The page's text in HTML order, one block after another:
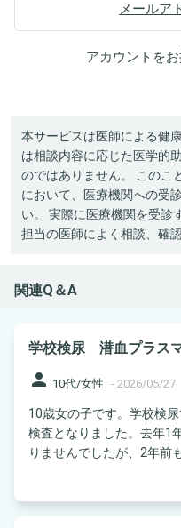
メールア
アカウントを
本サービスは医師による健
は相談内容に応じた医学的
のではありません。 このこ
において、医療機関への受
い。 実際に医療機関を受診
担当の医師によく相談、確
関連Q＆A
学校検尿 潜血プラス
person 10代/女性 - 2026/05/27
10歳女の子です。学校検
検査となりました。去年1
りませんでしたが、2年前